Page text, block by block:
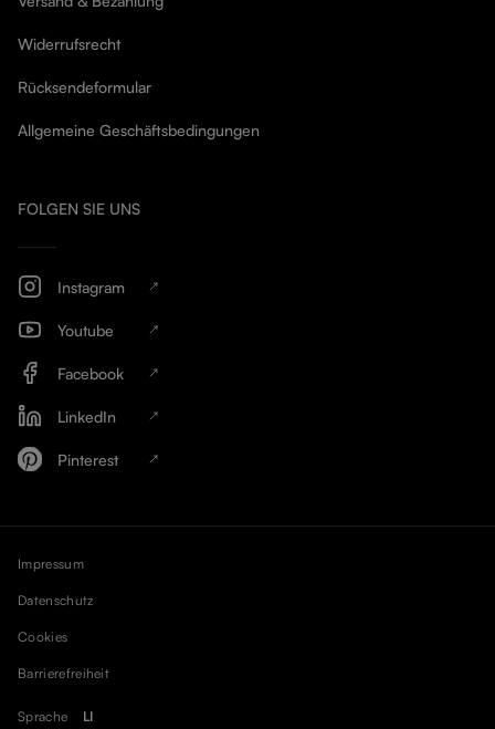
Widerrufsrecht
Rücksendeformular
Allgemeine Geschäftsbedingungen
FOLGEN SIE UNS
Instagram
Youtube
Facebook
LinkedIn
Pinterest
Impressum
Datenschutz
Cookies
Barrierefreiheit
Sprache LI